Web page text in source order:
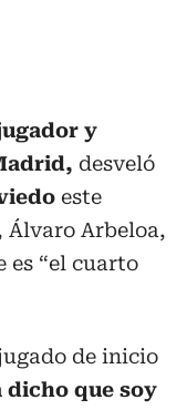
y
desveló
este
Álvaro Arbeloa,
es “el cuarto
de inicio
dicho que soy